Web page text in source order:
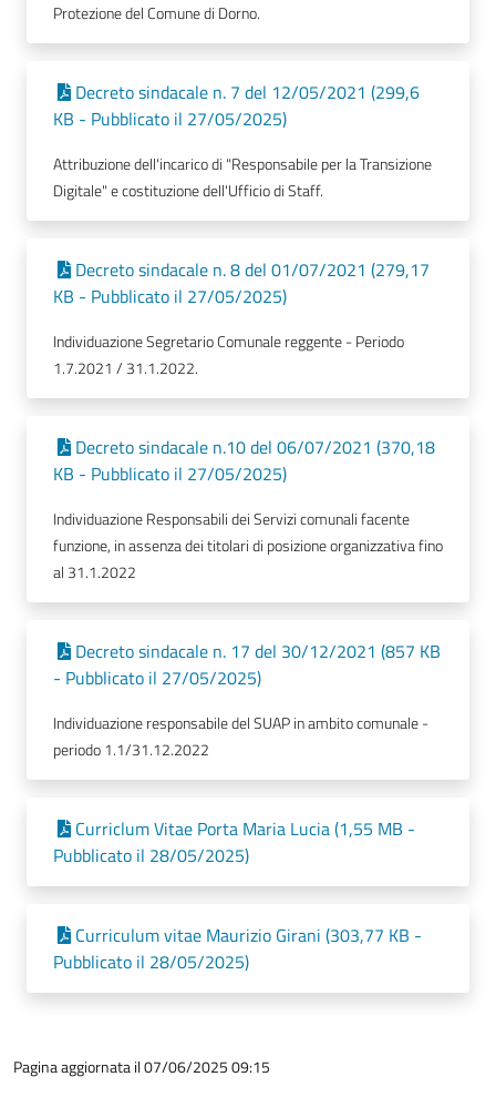
Protezione del Comune di Dorno.
Decreto sindacale n. 7 del 12/05/2021 (299,6
KB - Pubblicato il 27/05/2025)
Attribuzione dell'incarico di "Responsabile per la Transizione
Digitale" e costituzione dell'Ufficio di Staff.
Decreto sindacale n. 8 del 01/07/2021 (279,17
KB - Pubblicato il 27/05/2025)
Individuazione Segretario Comunale reggente - Periodo
1.7.2021 / 31.1.2022.
Decreto sindacale n.10 del 06/07/2021 (370,18
KB - Pubblicato il 27/05/2025)
Individuazione Responsabili dei Servizi comunali facente
funzione, in assenza dei titolari di posizione organizzativa fino
al 31.1.2022
Decreto sindacale n. 17 del 30/12/2021 (857 KB
- Pubblicato il 27/05/2025)
Individuazione responsabile del SUAP in ambito comunale -
periodo 1.1/31.12.2022
Curriclum Vitae Porta Maria Lucia (1,55 MB -
Pubblicato il 28/05/2025)
Curriculum vitae Maurizio Girani (303,77 KB -
Pubblicato il 28/05/2025)
Pagina aggiornata il 07/06/2025 09:15